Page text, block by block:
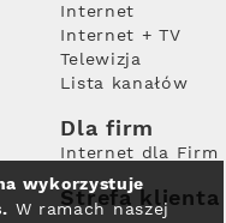
Internet
Internet + TV
Telewizja
Lista kanałów
Dla firm
Internet dla Firm
Strefa klienta
wykorzystuje
W ramach naszej